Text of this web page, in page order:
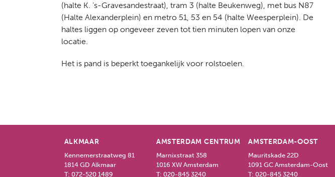
(halte K. ’s-Gravesandestraat), tram 3 (halte Beukenweg), met bus N87
(Halte Alexanderplein) en metro 51, 53 en 54 (halte Weesperplein). De
haltes liggen op ongeveer zeven tot tien minuten lopen van onze
locatie.
Het is pand is beperkt toegankelijk voor rolstoelen.
ALKMAAR
Kennemerstraatweg 81
1814 GD Alkmaar
T: 072-520 1489
AMSTERDAM CENTRUM
Marnixstraat 358
1016 XW Amsterdam
T: 020-845 3240
AMSTERDAM-OOST
Mauritskade 22D
1091 GC Amsterdam-Oost
T:020-845 3240